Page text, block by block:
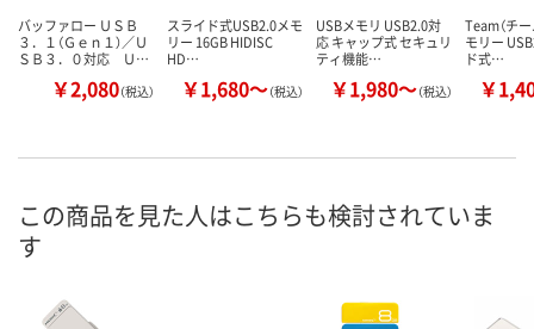
バッファロー ＵＳＢ
３．１（Ｇｅｎ１）／Ｕ
ＳＢ３．０対応 Ｕ…
￥2,080（税込）
スライド式USB2.0メモ
リー 16GB HIDISC
HD…
￥1,680～（税込）
USBメモリ USB2.0対
応 キャップ式 セキュリ
ティ機能…
￥1,980～（税込）
Team（チ
モリー
ド式…
￥
この商品を見た人はこちらも検討されていま
す